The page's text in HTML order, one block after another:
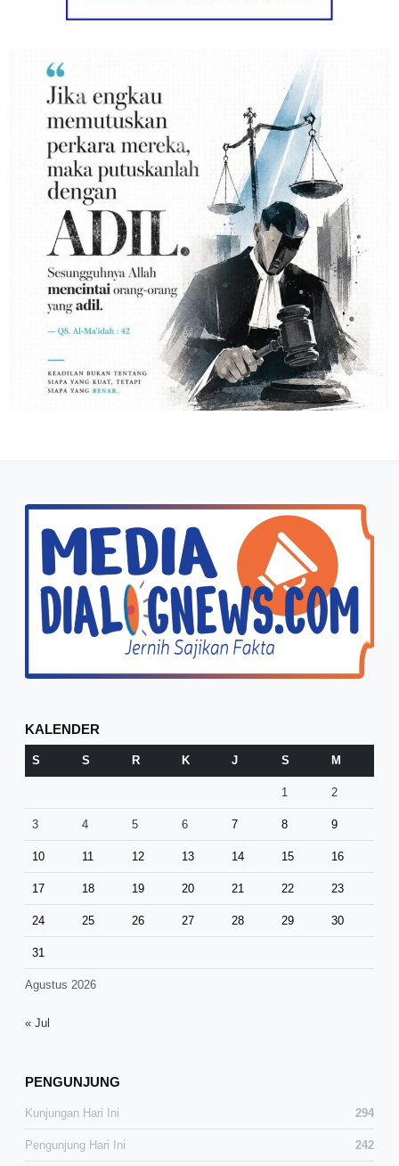
KALENDER
Agustus 2026
S S R K J S M
1 2
3 4 5 6 7 8 9
10 11 12 13 14 15 16
17 18 19 20 21 22 23
24 25 26 27 28 29 30
31
« Jul
PENGUNJUNG
Kunjungan Hari Ini 294
Pengunjung Hari Ini 242